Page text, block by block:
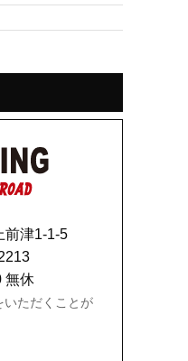
前津1-1-5
無休
いただくことが